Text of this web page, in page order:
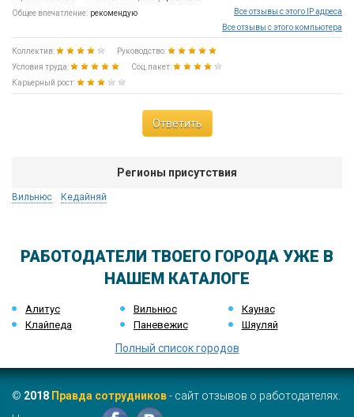
Общее впечатление: рекомендую
Все отзывы с этого IP адреса
Все отзывы с этого компьютера
Коллектив:
Руководство:
Условия труда:
Соц.пакет:
Карьерный рост:
Ответить
Регионы присутствия
Вильнюс Кедайняй
РАБОТОДАТЕЛИ ТВОЕГО ГОРОДА УЖЕ В
НАШЕМ КАТАЛОГЕ
Алитус Вильнюс
Каунас
Клайпеда
Паневежис Шяуляй
Полный список городов
© 2018 Правда сотрудников- сайт отзывов о работодателях.